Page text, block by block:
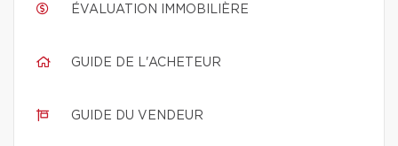
ÉVALUATION IMMOBILIÈRE
GUIDE DE L'ACHETEUR
GUIDE DU VENDEUR